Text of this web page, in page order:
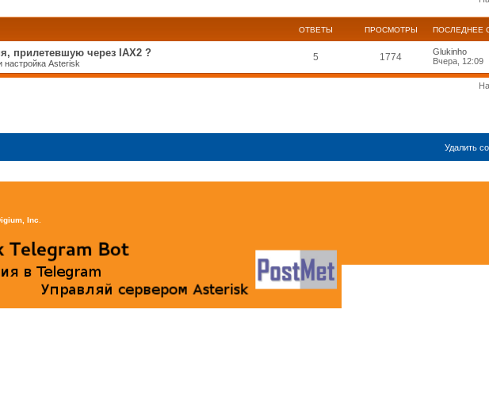
ОТВЕТЫ ПРОСМОТРЫ ПОСЛЕДНЕЕ
прилетевшую через IAX2 ?
настройка Asterisk
5 1774
Glukinho
Вчера, 12:09
Удалить
Inc.